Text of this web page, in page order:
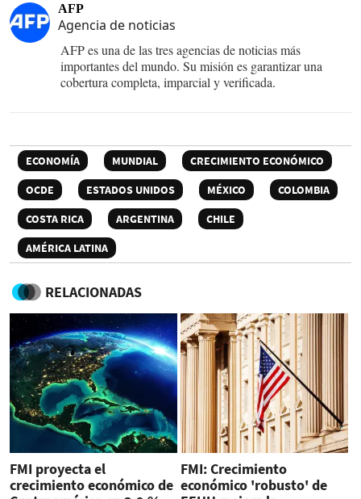
AFP
Agencia de noticias
AFP es una de las tres agencias de noticias más
importantes del mundo. Su misión es garantizar una
cobertura completa, imparcial y verificada.
ECONOMÍA MUNDIAL
CRECIMIENTO ECONÓMICO
OCDE
ESTADOS UNIDOS MÉXICO
COLOMBIA
COSTA RICA
ARGENTINA
CHILE
AMÉRICA LATINA
RELACIONADAS
FMI proyecta el
crecimiento económico de
FMI: Crecimiento
económico 'robusto' de